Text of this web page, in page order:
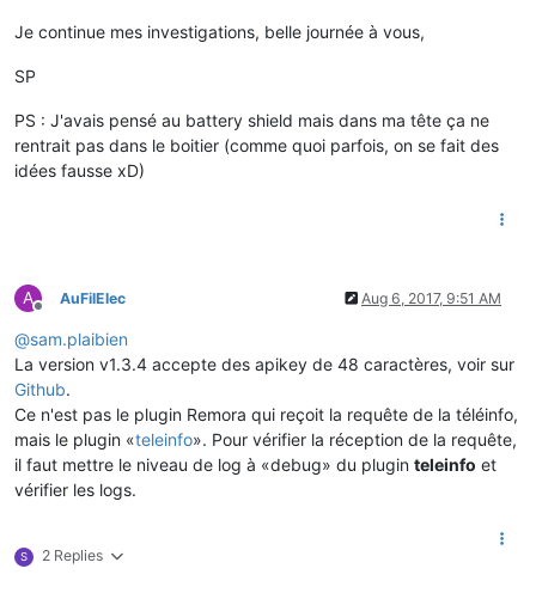
Je continue mes investigations, belle journée à vous,
SP
PS : J'avais pensé au battery shield mais dans ma tête ça ne
rentrait pas dans le boitier (comme quoi parfois, on se fait des
idées fausse xD)
A
Offline
AuFilElec Aug 6, 2017, 9:51 AM
@sam.plaibien
La version v1.3.4 accepte des apikey de 48 caractères, voir sur
Github.
Ce n'est pas le plugin Remora qui reçoit la requête de la téléinfo,
mais le plugin «teleinfo». Pour vérifier la réception de la requête,
il faut mettre le niveau de log à «debug» du plugin teleinfo et
vérifier les logs.
S 2 Replies